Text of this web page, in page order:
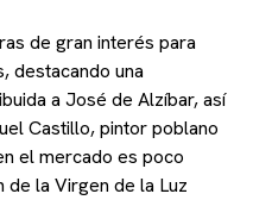
de gran interés para
destacando una
a José de Alzíbar, así
Castillo, pintor poblano
el mercado es poco
la Virgen de la Luz